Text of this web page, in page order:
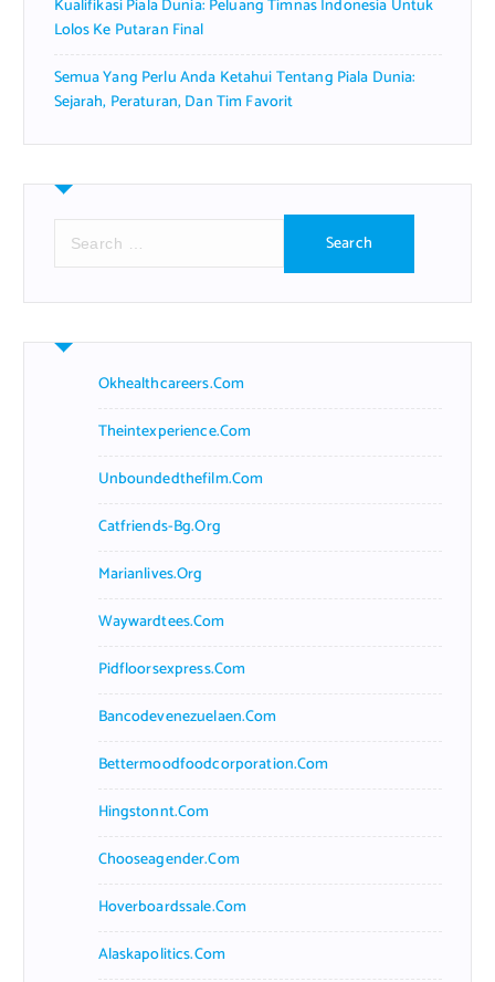
Kualifikasi Piala Dunia: Peluang Timnas Indonesia Untuk
Lolos Ke Putaran Final
Semua Yang Perlu Anda Ketahui Tentang Piala Dunia:
Sejarah, Peraturan, Dan Tim Favorit
r
h
Okhealthcareers.com
Theintexperience.com
Unboundedthefilm.com
Catfriends-Bg.org
Marianlives.org
Waywardtees.com
Pidfloorsexpress.com
Bancodevenezuelaen.com
Bettermoodfoodcorporation.com
Hingstonnt.com
Chooseagender.com
Hoverboardssale.com
Alaskapolitics.com